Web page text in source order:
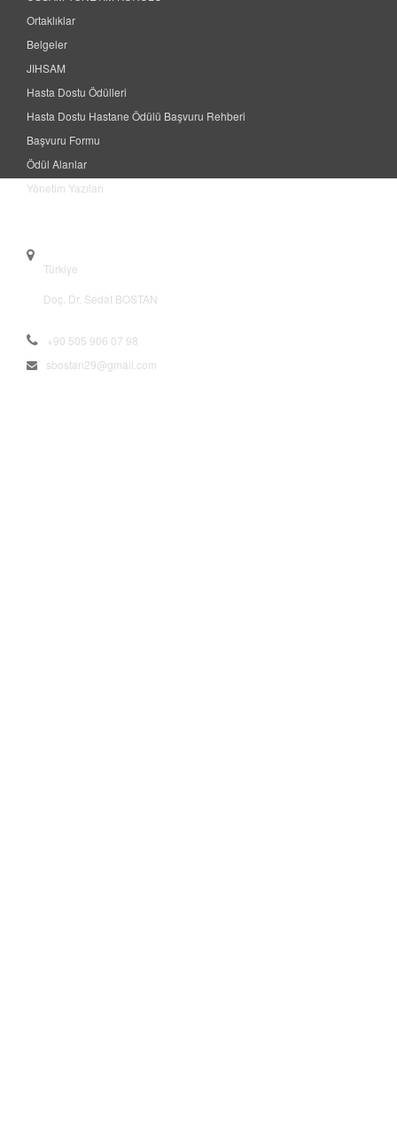
Ortaklıklar
Belgeler
JIHSAM
Hasta Dostu Ödülleri
Hasta Dostu Hastane Ödülü Başvuru Rehberi
Başvuru Formu
Ödül Alanlar
Yönetim Yazıları
Türkiye
Doç. Dr. Sedat BOSTAN
+90 505 906 07 98
sbostan29@gmail.com